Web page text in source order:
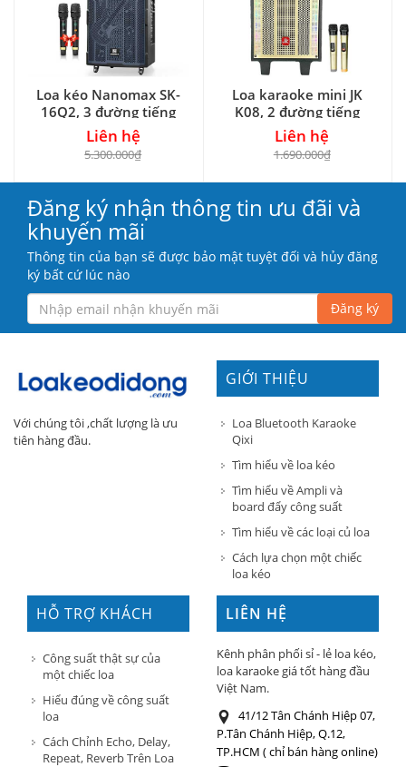
Loa kéo Nanomax SK-
16Q2, 3 đường tiếng
Liên hệ
5.300.000₫
Loa karaoke mini JK
K08, 2 đường tiếng
Liên hệ
1.690.000₫
Đăng ký nhận thông tin ưu đãi và
khuyến mãi
Thông tin của bạn sẽ được bảo mật tuyệt đối và hủy đăng
ký bất cứ lúc nào
Đăng ký
Với chúng tôi ,chất lượng là ưu
tiên hàng đầu.
GIỚI THIỆU
Loa Bluetooth Karaoke
Qixi
Tìm hiểu về loa kéo
Tìm hiểu về Ampli và
board đẩy công suất
Tìm hiểu về các loại củ loa
Cách lựa chọn một chiếc
loa kéo
HỖ TRỢ KHÁCH
HÀNG
Công suất thật sự của
một chiếc loa
Hiểu đúng về công suất
loa
Cách Chỉnh Echo, Delay,
Repeat, Reverb Trên Loa
LIÊN HỆ
Kênh phân phối sỉ - lẻ loa kéo,
loa karaoke giá tốt hàng đầu
Việt Nam.
41/12 Tân Chánh Hiệp 07,
P.Tân Chánh Hiệp, Q.12,
TP.HCM ( chỉ bán hàng online)